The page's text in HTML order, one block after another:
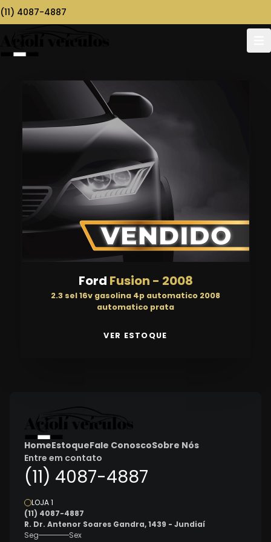
(11) 4087-4887
Ford Fusion - 2008
2.3 sel 16v gasolina 4p automatico 2008
automatico prata
VER ESTOQUE
HomeEstoqueFale ConoscoSobre Nós
Entre em contato
(11) 4087-4887
LOJA 1
(11) 4087-4887
R. Dr. Antenor Soares Gandra, 1439 - Jundiaí
Seg
Sex